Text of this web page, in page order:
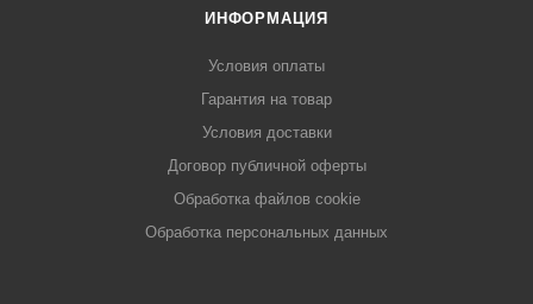
ИНФОРМАЦИЯ
Условия оплаты
Гарантия на товар
Условия доставки
Договор публичной оферты
Обработка файлов cookie
Обработка персональных данных